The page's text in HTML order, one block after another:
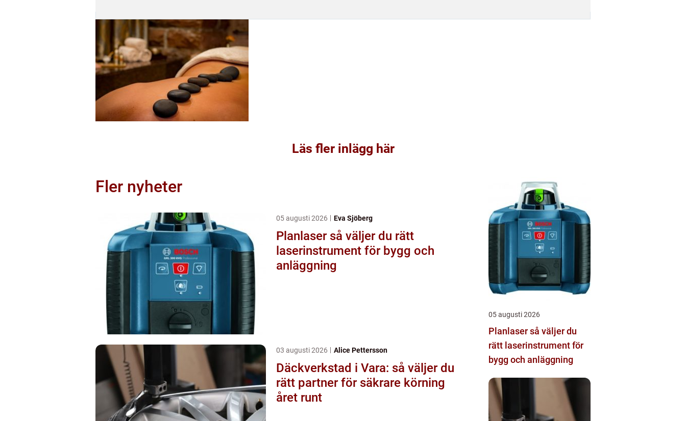
Läs fler inlägg här
Fler nyheter
05 augusti 2026 Eva Sjöberg
Planlaser så väljer du rätt
laserinstrument för bygg och
anläggning
03 augusti 2026 Alice Pettersson
Däckverkstad i Vara: så väljer du
rätt partner för säkrare körning
året runt
05 augusti 2026
Planlaser så väljer du
rätt laserinstrument för
bygg och anläggning